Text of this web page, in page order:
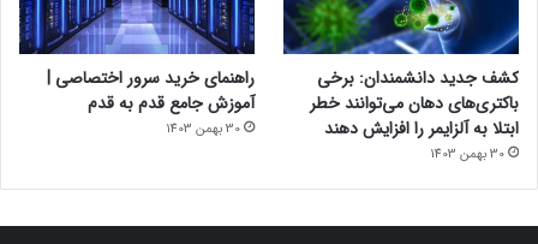
کشف جدید دانشمندان: برخی
باکتری‌های دهان می‌توانند خطر
ابتلا به آلزایمر را افزایش دهند
30 بهمن 1403
راهنمای خرید سرور اختصاصی |
آموزش جامع قدم به قدم
30 بهمن 1403